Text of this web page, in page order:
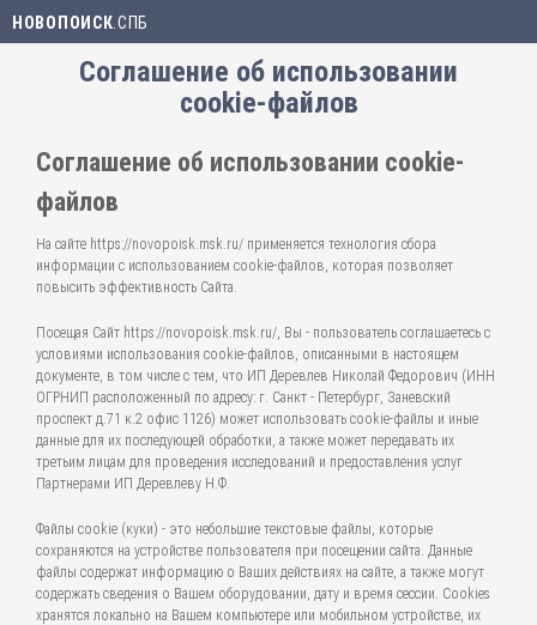
НОВОПОИСК .СПБ
Соглашение об использовании
cookie-файлов
Соглашение об использовании cookie-
файлов
На сайте https://novopoisk.msk.ru/ применяется технология сбора
информации с использованием cookie-файлов, которая позволяет
повысить эффективность Сайта.
Посещая Сайт https://novopoisk.msk.ru/, Вы - пользователь соглашаетесь с
условиями использования cookie-файлов, описанными в настоящем
документе, в том числе с тем, что ИП Деревлев Николай Федорович (ИНН
ОГРНИП расположенный по адресу: г. Санкт - Петербург, Заневский
проспект д.71 к.2 офис 1126) может использовать cookie-файлы и иные
данные для их последующей обработки, а также может передавать их
третьим лицам для проведения исследований и предоставления услуг
Партнерами ИП Деревлеву Н.Ф.
Файлы cookie (куки) - это небольшие текстовые файлы, которые
сохраняются на устройстве пользователя при посещении сайта. Данные
файлы содержат информацию о Ваших действиях на сайте, а также могут
содержать сведения о Вашем оборудовании, дату и время сессии. Cookies
хранятся локально на Вашем компьютере или мобильном устройстве, их